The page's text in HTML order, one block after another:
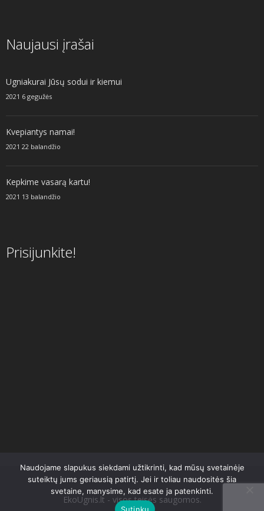
Naujausi įrašai
Ugniakurai Jūsų sodui ir kiemui
2021 6 gegužės
Kvepiantys namai!
2021 22 balandžio
Kepkime vasarą kartu!
2021 13 balandžio
Prisijunkite!
EkoUgnis.lt - visos teisės saugomos.
Naudojame slapukus siekdami užtikrinti, kad mūsų svetainėje
suteiktų jums geriausią patirtį. Jei ir toliau naudositės šia
svetaine, manysime, kad esate ja patenkinti.
Sutinku